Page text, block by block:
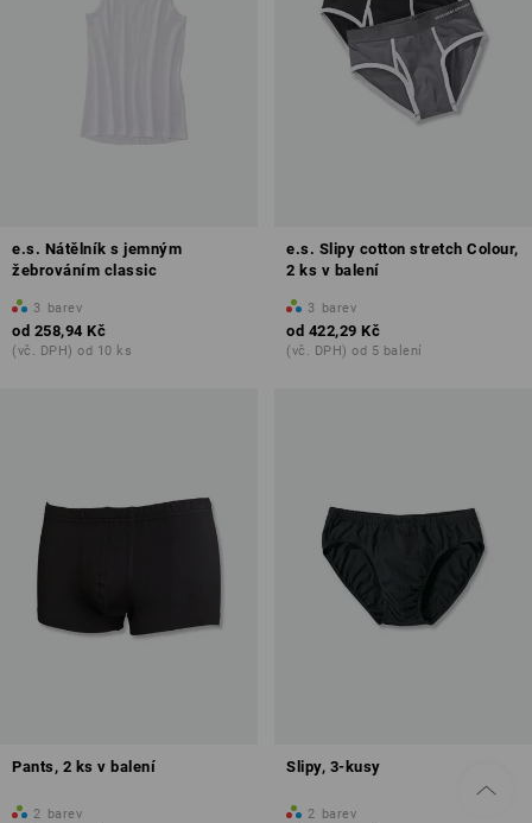
e.s. Nátělník s jemným
žebrováním classic
3 barev
od 258,94 Kč
(vč. DPH) od 10 ks
e.s. Slipy cotton stretch Colour,
2 ks v balení
3 barev
od 422,29 Kč
(vč. DPH) od 5 balení
Pants, 2 ks v balení
2 barev
Slipy, 3-kusy
2 barev